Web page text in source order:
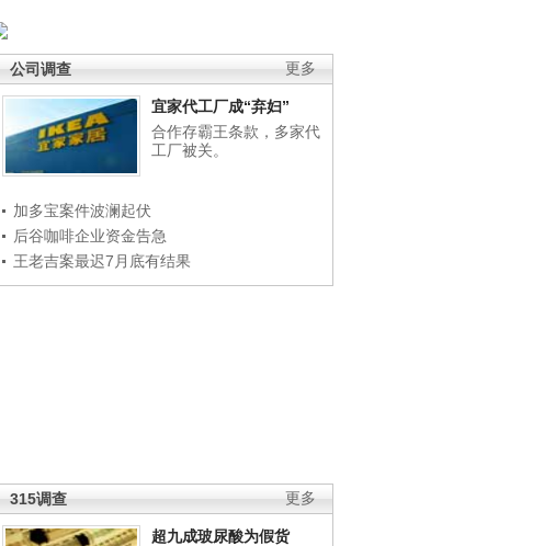
更多
公司调查
宜家代工厂成“弃妇”
合作存霸王条款，多家代
工厂被关。
加多宝案件波澜起伏
后谷咖啡企业资金告急
王老吉案最迟7月底有结果
更多
315调查
超九成玻尿酸为假货